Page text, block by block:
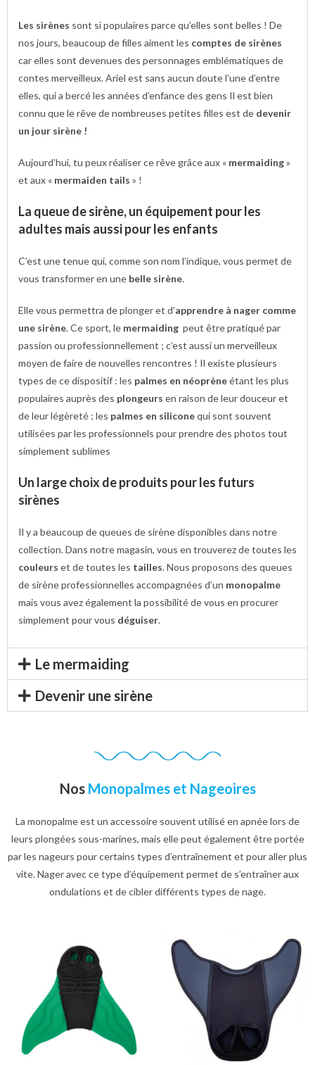
Les sirènes sont si populaires parce qu’elles sont belles ! De
nos jours, beaucoup de filles aiment les comptes de sirènes
car elles sont devenues des personnages emblématiques de
contes merveilleux. Ariel est sans aucun doute l’une d’entre
elles, qui a bercé les années d’enfance des gens Il est bien
connu que le rêve de nombreuses petites filles est de devenir
un jour sirène !
Aujourd’hui, tu peux réaliser ce rêve grâce aux « mermaiding»
et aux « mermaiden tails » !
La queue de sirène, un équipement pour les
adultes mais aussi pour les enfants
C’est une tenue qui, comme son nom l’indique, vous permet de
vous transformer en une belle sirène.
Elle vous permettra de plonger et d’apprendre à nager comme
une sirène. Ce sport, le mermaiding peut être pratiqué par
passion ou professionnellement ; c’est aussi un merveilleux
moyen de faire de nouvelles rencontres ! Il existe plusieurs
types de ce dispositif : les palmes en néoprèneétant les plus
populaires auprès des plongeurs en raison de leur douceur et
de leur légèreté ; les palmes en siliconequi sont souvent
utilisées par les professionnels pour prendre des photos tout
simplement sublimes
Un large choix de produits pour les futurs
sirènes
Il y a beaucoup de queues de sirène disponibles dans notre
collection. Dans notre magasin, vous en trouverez de toutes les
couleurs et de toutes les tailles. Nous proposons des queues
de sirène professionnelles accompagnées d’un monopalme
mais vous avez également la possibilité de vous en procurer
simplement pour vous déguiser.
Le mermaiding
Devenir une sirène
Nos Monopalmes et Nageoires
La monopalme est un accessoire souvent utilisé en apnée lors de
leurs plongées sous-marines, mais elle peut également être portée
par les nageurs pour certains types d’entraînement et pour aller plus
vite. Nager avec ce type d’équipement permet de s’entraîner aux
ondulations et de cibler différents types de nage.